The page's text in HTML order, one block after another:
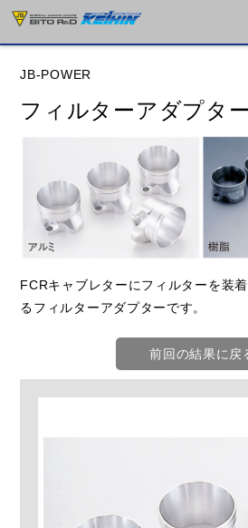
データを準備し
閉じる
JB-POWER
フィルターアダプター
FCRキャブレターにフィルターを装
るフィルターアダプターです。
前回の結果に戻